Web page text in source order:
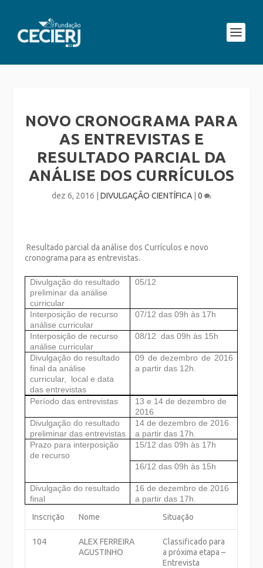
NOVO CRONOGRAMA PARA
AS ENTREVISTAS E
RESULTADO PARCIAL DA
ANÁLISE DOS CURRÍCULOS
dez 6, 2016 DIVULGAÇÃO CIENTÍFICA 0
Resultado parcial da análise dos Currículos e novo
cronograma para as entrevistas.
Divulgação do resultado
preliminar da análise
curricular
05/12
Interposição de recurso
análise curricular
07/12 das 09h às 17h
Interposição de recurso
análise curricular
08/12 das 09h às 15h
Divulgação do resultado
final da análise
curricular,
local e data
das entrevistas
09 de dezembro de 2016
a partir das 12h.
Período das entrevistas
13 e 14 de dezembro de
2016
Divulgação do resultado
preliminar das entrevistas
14 de dezembro de 2016
a partir das 17h.
Prazo para interposição
de recurso
15/12 das 09h às 17h
16/12 das 09h às 15h
Divulgação do resultado
final
16 de dezembro de 2016
a partir das 17h.
Inscrição
Nome Situação
104
ALEX FERREIRA
AGUSTINHO
Classificado para
a próxima etapa –
Entrevista